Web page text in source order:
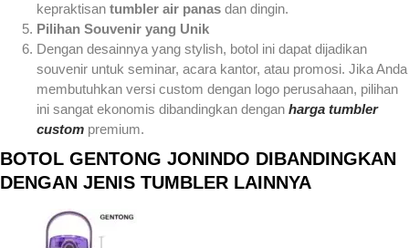
kepraktisan tumbler air panas dan dingin.
Pilihan Souvenir yang Unik
Dengan desainnya yang stylish, botol ini dapat dijadikan
souvenir untuk seminar, acara kantor, atau promosi. Jika Anda
membutuhkan versi custom dengan logo perusahaan, pilihan
ini sangat ekonomis dibandingkan dengan harga tumbler
custom premium.
BOTOL GENTONG JONINDO DIBANDINGKAN
DENGAN JENIS TUMBLER LAINNYA